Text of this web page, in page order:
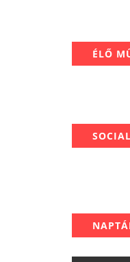
ÉLŐ